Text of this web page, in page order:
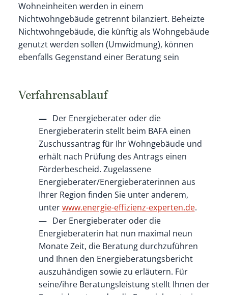
Wohneinheiten werden in einem
Nichtwohngebäude getrennt bilanziert. Beheizte
Nichtwohngebäude, die künftig als Wohngebäude
genutzt werden sollen (Umwidmung), können
ebenfalls Gegenstand einer Beratung sein
Verfahrensablauf
Der Energieberater oder die
Energieberaterin stellt beim BAFA einen
Zuschussantrag für Ihr Wohngebäude und
erhält nach Prüfung des Antrags einen
Förderbescheid. Zugelassene
Energieberater/Energieberaterinnen aus
Ihrer Region finden Sie unter anderem,
unterwww.energie-effizienz-experten.de.
Der Energieberater oder die
Energieberaterin hat nun maximal neun
Monate Zeit, die Beratung durchzuführen
und Ihnen den Energieberatungsbericht
auszuhändigen sowie zu erläutern. Für
seine/ihre Beratungsleistung stellt Ihnen der